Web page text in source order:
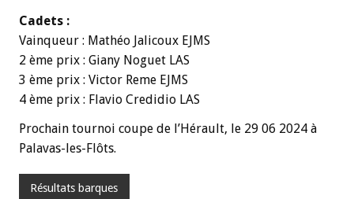
Cadets :
Vainqueur : Mathéo Jalicoux EJMS
2 ème prix : Giany Noguet LAS
3 ème prix : Victor Reme EJMS
4 ème prix : Flavio Credidio LAS
Prochain tournoi coupe de l’Hérault, le 29 06 2024 à
Palavas-les-Flôts.
Résultats barques